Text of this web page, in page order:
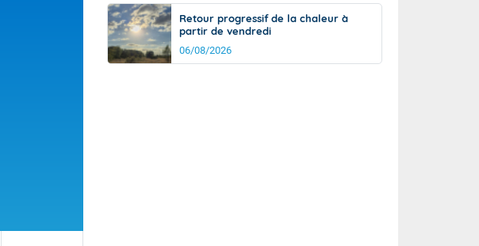
Retour progressif de la chaleur à
partir de vendredi
06/08/2026